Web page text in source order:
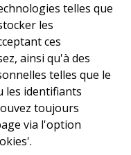
telles que
les
ces
ainsi qu'à des
telles que le
les identifiants
toujours
via l'option